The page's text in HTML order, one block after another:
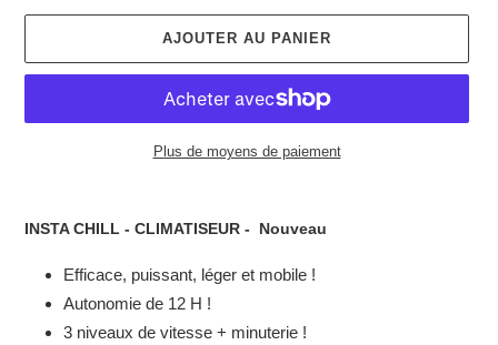
AJOUTER AU PANIER
Plus de moyens de paiement
panier
INSTA CHILL - CLIMATISEUR - Nouveau
Efficace, puissant, léger et mobile !
Autonomie de 12 H !
3 niveaux de vitesse + minuterie !